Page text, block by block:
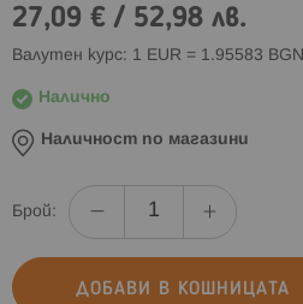
27,09 € / 52,98 лв.
Валутен курс: 1 EUR = 1.95583 BGN
Налично
Наличност по магазини
Брой:
ДОБАВИ В КОШНИЦАТА